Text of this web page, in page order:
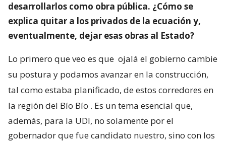
desarrollarlos como obra pública. ¿Cómo se
explica quitar a los privados de la ecuación y,
eventualmente, dejar esas obras al Estado?
Lo primero que veo es que ojalá el gobierno cambie
su postura y podamos avanzar en la construcción,
tal como estaba planificado, de estos corredores en
la región del Bío Bío . Es un tema esencial que,
además, para la UDI, no solamente por el
gobernador que fue candidato nuestro, sino con los